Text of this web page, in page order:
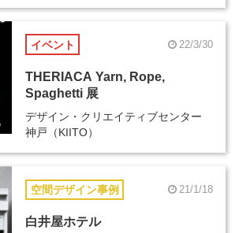
イベント 22/3/30
THERIACA Yarn, Rope,
Spaghetti 展
デザイン・クリエイティブセンター
神戸（KIITO）
空間デザイン事例 21/1/18
白井屋ホテル